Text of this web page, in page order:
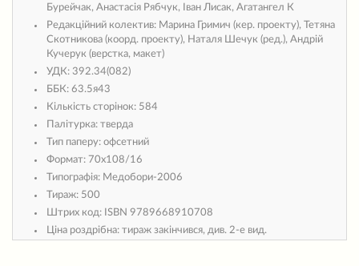
Бурейчак, Анастасія Рябчук, Іван Лисак, Агатангел К
Редакційний колектив: Марина Гримич (кер. проекту), Тетяна
Скотникова (коорд. проекту), Наталя Шечук (ред.), Андрій
Кучерук (верстка, макет)
УДК: 392.34(082)
ББК: 63.5я43
Кількість сторінок: 584
Палітурка: тверда
Тип паперу: офсетний
Формат: 70х108/16
Типографія: Медобори-2006
Тираж: 500
Штрих код: ISBN 9789668910708
Ціна роздрібна: тираж закінчився, див. 2-е вид.